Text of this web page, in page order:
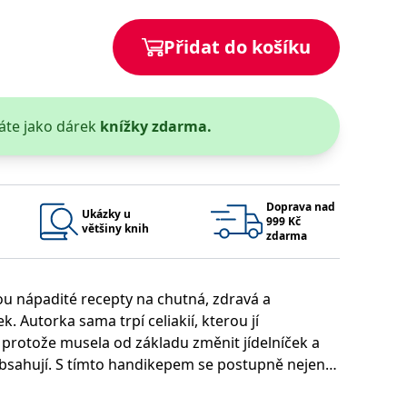
Přidat do košíku
jako dárek knížky zdarma.
Ukázky u
většiny knih
Doprava nad
999 Kč
zdarma
nápadité recepty na chutná, zdravá a
Autorka sama trpí celiakií, kterou jí
musela od základu změnit jídelníček a
S tímto handikepem se postupně nejen
svoje vlastní, a vaření se dokonce díky tomu
soubory cookie návštěvníků. Je nutné, aby banner cookie
k udržování proměnných relací uživatelů. Obvykle se
příkladem je udržování přihlášeného stavu uživatele
možné podávat platné zprávy o používání jejich
stránku a slouží k počítání a sledování zobrazení
médiích. Může také shromažďovat informace o
stránky.
správného vzhledu dialogových oken.
Vyprší
Popis
1 rok